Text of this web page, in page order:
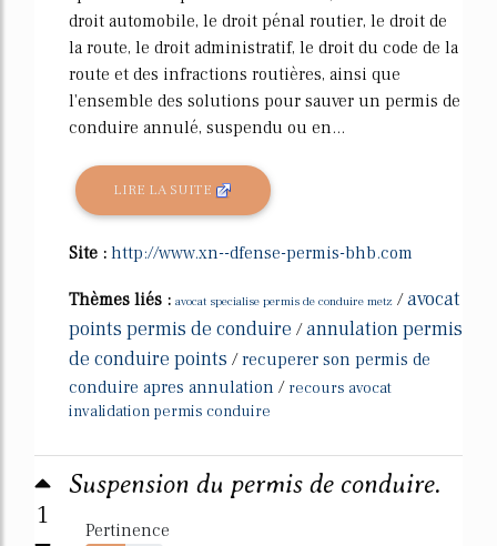
droit automobile, le droit pénal routier, le droit de
la route, le droit administratif, le droit du code de la
route et des infractions routières, ainsi que
l'ensemble des solutions pour sauver un permis de
conduire annulé, suspendu ou en...
LIRE LA SUITE
Site : http://www.xn--dfense-permis-bhb.com
Thèmes liés : avocat specialise permis de conduire metz /avocat
points permis de conduire /annulation permis
de conduire points /recuperer son permis de
conduire apres annulation / recours avocat
invalidation permis conduire
1
Suspension du permis de conduire.
Pertinence